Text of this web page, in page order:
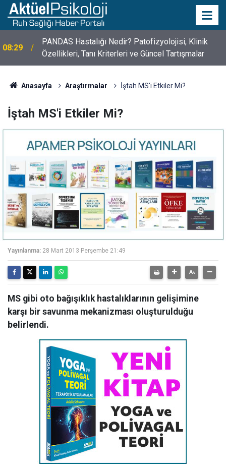
10:30
10 Mayıs Psikologlar Günü Nasıl Ortaya Çıktı? 10
Mayıs Tarihinin Hikayesi
Anasayfa Araştırmalar İştah MS'i Etkiler Mi?
İştah MS'i Etkiler Mi?
Yayınlanma: 28 Mart 2013 Perşembe 21:49
MS gibi oto bağışıklık hastalıklarının gelişimine
karşı bir savunma mekanizması oluşturulduğu
belirlendi.